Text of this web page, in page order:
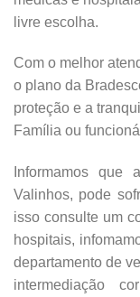
livre escolha.
Com o melhor
o plano da
proteção e a
Família ou
Informamos que
Valinhos, pode
isso consulte um
hospitais,
departamento de
intermediação